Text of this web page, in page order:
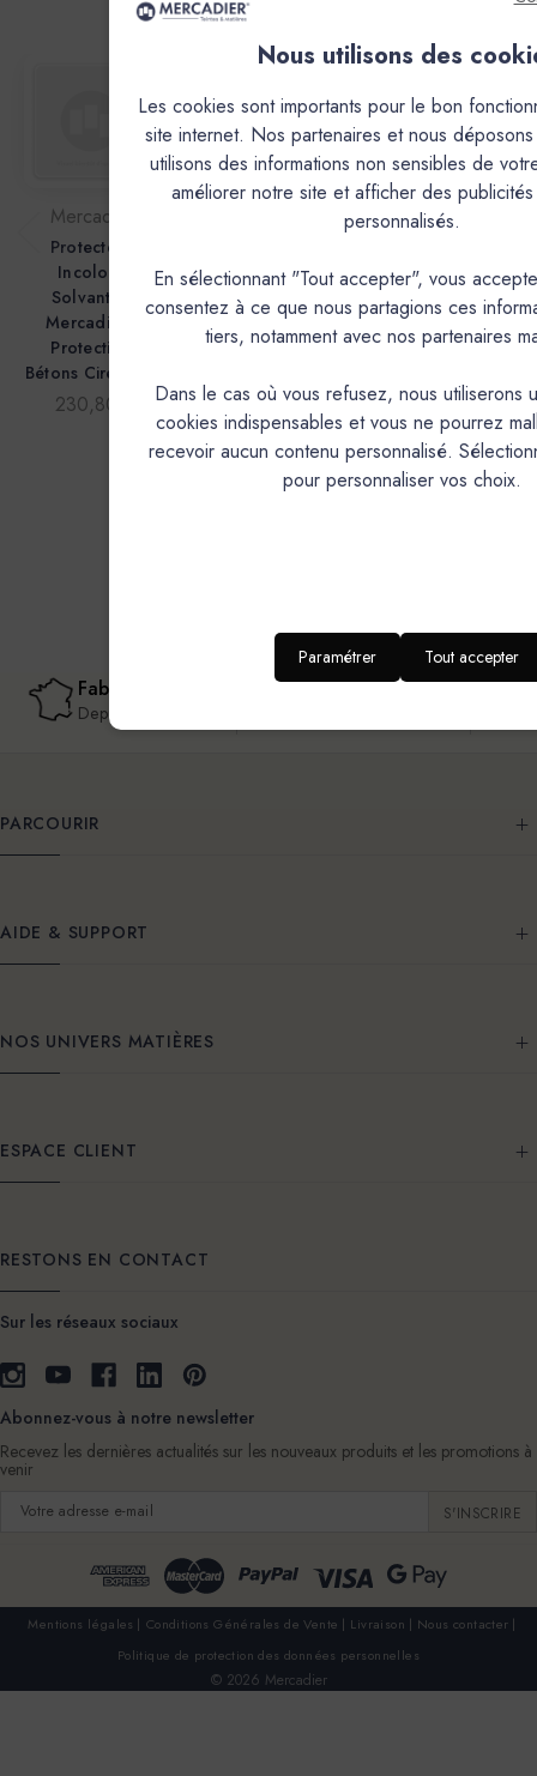
Produits associés
Mercadier
Protecteur
Incolore
Solvanté -
Mercadier -
Protection
Bétons Cirés - 5L
230,80€
Incolore
Solvanté -
Mercadier -
Protection
110,80€
Mercadier
Incolore
Solvanté -
Mercadier -
Protection
500 ml
42,70€
Fabricant Français
Depuis 20 ans
Livraison offerte
PARCOURIR
AIDE & SUPPORT
NOS UNIVERS MATIÈRES
ESPACE CLIENT
RESTONS EN CONTACT
Sur les réseaux sociaux
Abonnez-vous à notre newsletter
Recevez les dernières actualités sur les nouveaux produits et les promotions à
venir
Adresse
© 2026 Mercadier
Mentions légales Conditions Générales de Vente Livraison
Nous contacter
Politique de protection des données personnelles
Nous utilisons des
Les cookies sont importants pour le bon
site internet. Nos partenaires et nous
utilisons des informations non sensibles de
améliorer notre site et afficher des
personnalisés.
En sélectionnant "Tout accepter", vous
consentez à ce que nous partagions ces
tiers, notamment avec nos partenaires
Dans le cas où vous refusez, nous utiliserons
cookies indispensables et vous ne pourrez
recevoir aucun contenu personnalisé.
pour personnaliser vos choix.
Paramétrer Tout accepter